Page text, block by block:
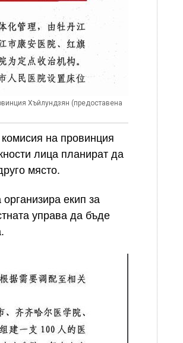
Хъйлундзян (предоставена
на провинция
лица планират да
място.
екип за
управа да бъде